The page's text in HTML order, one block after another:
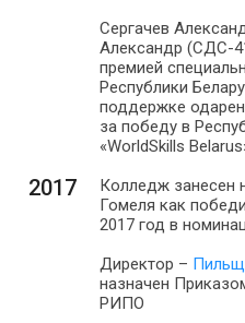
2017
Сергачев
Александр (СДС-
премией
Республики
поддержке
за победу в
«WorldSkills
Колледж занесен
Гомеля как
2017 год в
Директор –
назначен
РИПО